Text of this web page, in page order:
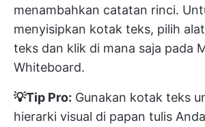
menambahkan catatan rinci.
menyisipkan kotak teks, pilih
teks dan klik di mana saja pada
Whiteboard.
💡Tip Pro: Gunakan kotak teks
hierarki visual di papan tulis